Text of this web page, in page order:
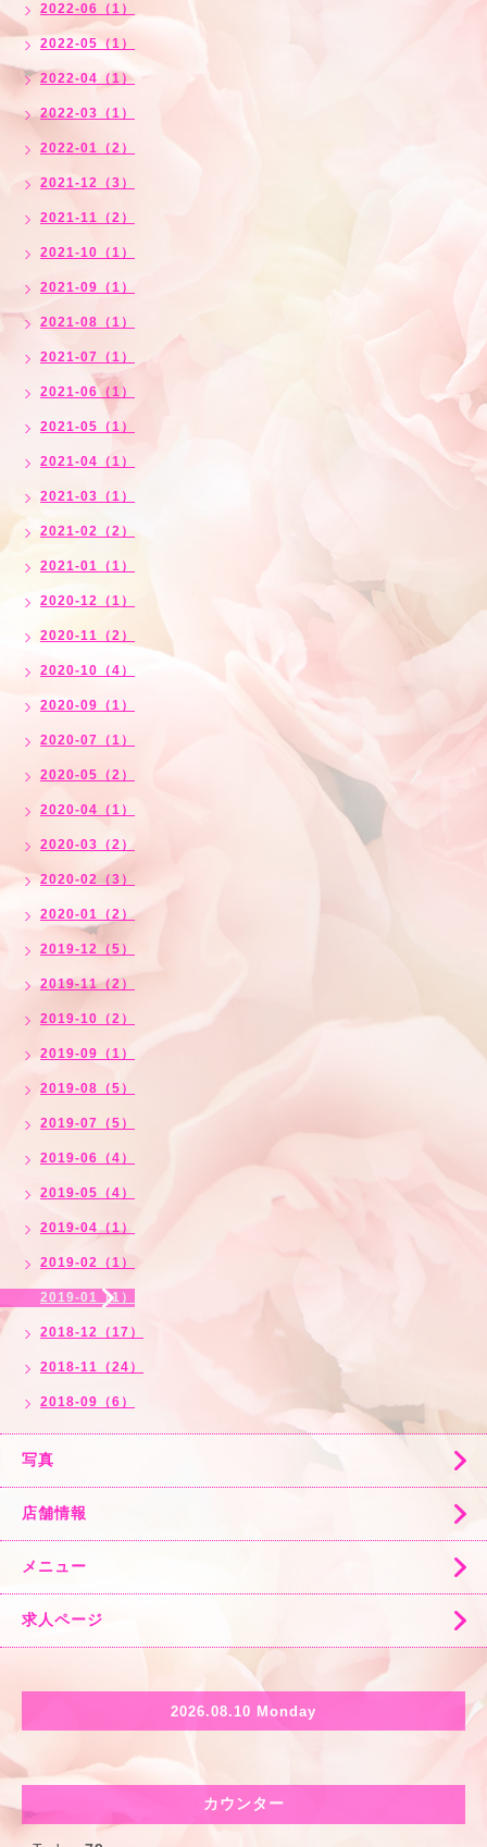
2022-06（1）
2022-05（1）
2022-04（1）
2022-03（1）
2022-01（2）
2021-12（3）
2021-11（2）
2021-10（1）
2021-09（1）
2021-08（1）
2021-07（1）
2021-06（1）
2021-05（1）
2021-04（1）
2021-03（1）
2021-02（2）
2021-01（1）
2020-12（1）
2020-11（2）
2020-10（4）
2020-09（1）
2020-07（1）
2020-05（2）
2020-04（1）
2020-03（2）
2020-02（3）
2020-01（2）
2019-12（5）
2019-11（2）
2019-10（2）
2019-09（1）
2019-08（5）
2019-07（5）
2019-06（4）
2019-05（4）
2019-04（1）
2019-02（1）
2019-01（1）
2018-12（17）
2018-11（24）
2018-09（6）
写真
店舗情報
メニュー
求人ページ
2026.08.10 Monday
カウンター